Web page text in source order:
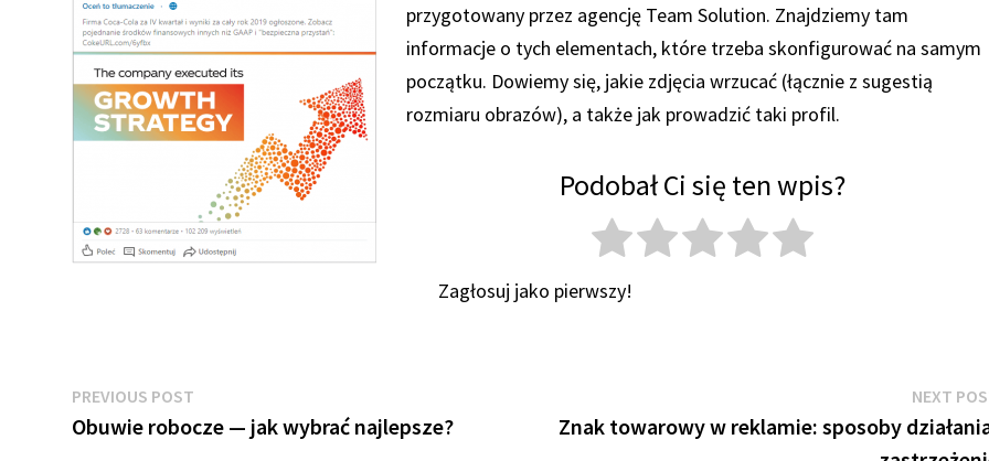
przygotowany przez agencję Team Solution. Znajdziemy tam
informacje o tych elementach, które trzeba skonfigurować na samym
początku. Dowiemy się, jakie zdjęcia wrzucać (łącznie z sugestią
rozmiaru obrazów), a także jak prowadzić taki profil.
Podobał Ci się ten wpis?
Zagłosuj jako pierwszy!
Nawigacja
wpisu
PREVIOUS POST
post:
Obuwie robocze — jak wybrać najlepsze?
NEXT
Znak towarowy w reklamie: sposoby